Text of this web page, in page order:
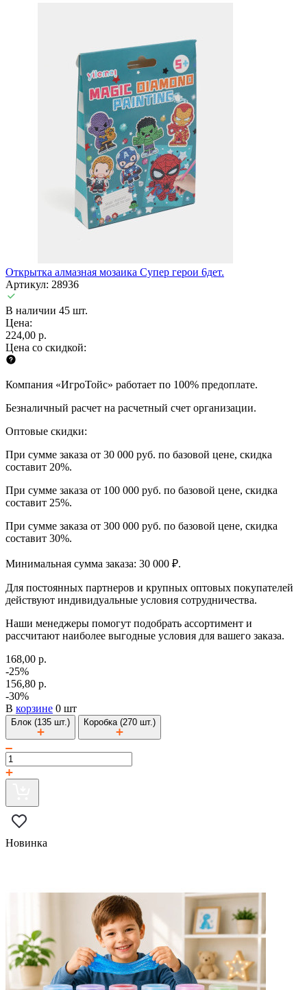
Открытка алмазная мозаика Супер герои 6дет.
Артикул: 28936
В наличии 45 шт.
Цена:
224,00 р.
Цена со скидкой:
Компания «ИгроТойс» работает по 100% предоплате.
Безналичный расчет на расчетный счет организации.
Оптовые скидки:
При сумме заказа от 30 000 руб. по базовой цене, скидка
составит 20%.
При сумме заказа от 100 000 руб. по базовой цене, скидка
составит 25%.
При сумме заказа от 300 000 руб. по базовой цене, скидка
составит 30%.
Минимальная сумма заказа: 30 000 ₽.
Для постоянных партнеров и крупных оптовых покупателей
действуют индивидуальные условия сотрудничества.
Наши менеджеры помогут подобрать ассортимент и
рассчитают наиболее выгодные условия для вашего заказа.
168,00 р.
-25%
156,80 р.
-30%
В корзине 0 шт
Блок (135 шт.) Коробка (270 шт.)
Новинка